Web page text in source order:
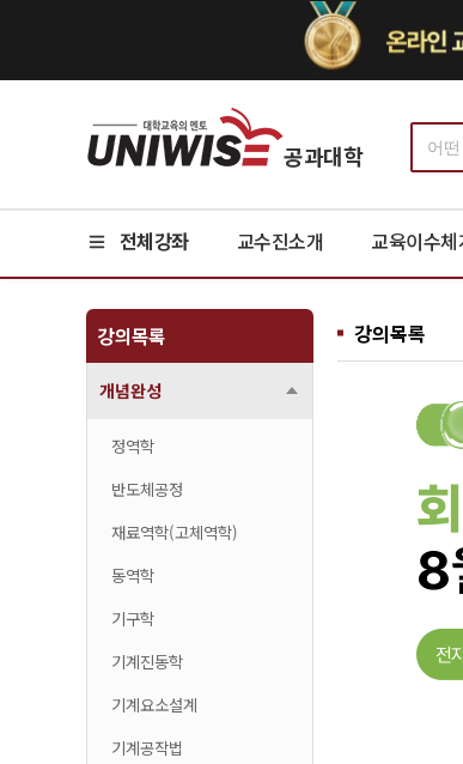
공과대학
전체강좌 교수진소개 교육이수체
강의목록
개념완성
정역학
반도체공정
재료역학(고체역학)
동역학
기구학
기계진동학
기계요소설계
기계공작법
강의목록